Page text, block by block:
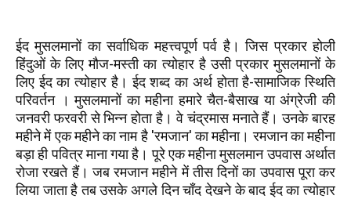
ईद मुसलमानों का सर्वाधिक महत्त्वपूर्ण पर्व है। जिस प्रकार होली
हिंदुओं के लिए मौज-मस्ती का त्योहार है उसी प्रकार मुसलमानों के
लिए ईद का त्योहार है। ईद शब्द का अर्थ होता है-सामाजिक स्थिति
परिवर्तन । मुसलमानों का महीना हमारे चैत-बैसाख या अंग्रेजी की
जनवरी फरवरी से भिन्न होता है। वे चंद्रमास मनाते हैं। उनके बारह
महीने में एक महीने का नाम है 'रमजान' का महीना। रमजान का महीना
बड़ा ही पवित्र माना गया है। पूरे एक महीना मुसलमान उपवास अर्थात
रोजा रखते हैं। जब रमजान महीने में तीस दिनों का उपवास पूरा कर
लिया जाता है तब उसके अगले दिन चाँद देखने के बाद ईद का त्योहार